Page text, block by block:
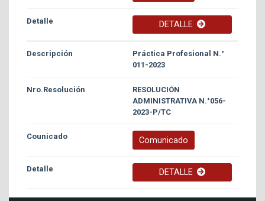
DETALLE
Práctica Profesional N.°
011-2023
RESOLUCIÓN
ADMINISTRATIVA N.°056-
2023-P/TC
Comunicado
DETALLE